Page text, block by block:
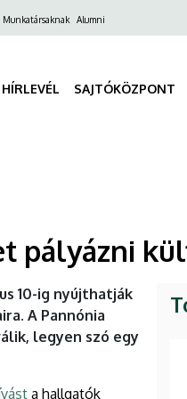
Munkatársaknak Alumni
HÍRLEVÉL SAJTÓKÖZPONT
pályázni
10-ig nyújthatják
A Pannónia
legyen szó egy
a hallgatók